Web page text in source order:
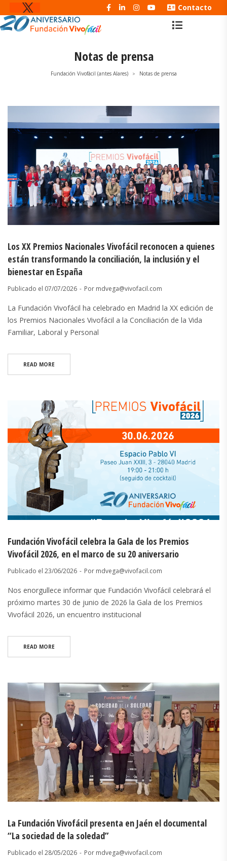
Contacto
Notas de prensa
Fundación Vivofácil (antes Alares) > Notas de prensa
Los XX Premios Nacionales Vivofácil reconocen a quienes
están transformando la conciliación, la inclusión y el
bienestar en España
Publicado el 07/07/2026 Por mdvega@vivofacil.com
La Fundación Vivofácil ha celebrado en Madrid la XX edición de
los Premios Nacionales Vivofácil a la Conciliación de la Vida
Familiar, Laboral y Personal
READ MORE
Fundación Vivofácil celebra la Gala de los Premios
Vivofácil 2026, en el marco de su 20 aniversario
Publicado el 23/06/2026 Por mdvega@vivofacil.com
Nos enorgullece informar que Fundación Vivofácil celebrará el
próximo martes 30 de junio de 2026 la Gala de los Premios
Vivofácil 2026, un encuentro institucional
READ MORE
La Fundación Vivofácil presenta en Jaén el documental
“La sociedad de la soledad”
Publicado el 28/05/2026 Por mdvega@vivofacil.com